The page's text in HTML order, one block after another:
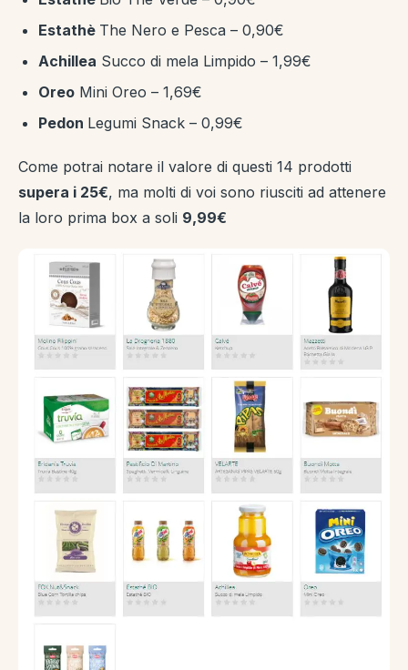
Estathè The Nero e Pesca – 0,90€
Achillea Succo di mela Limpido – 1,99€
Oreo Mini Oreo – 1,69€
Pedon Legumi Snack – 0,99€
Come potrai notare il valore di questi 14 prodotti
supera i 25€, ma molti di voi sono riusciti ad attenere
la loro prima box a soli 9,99€